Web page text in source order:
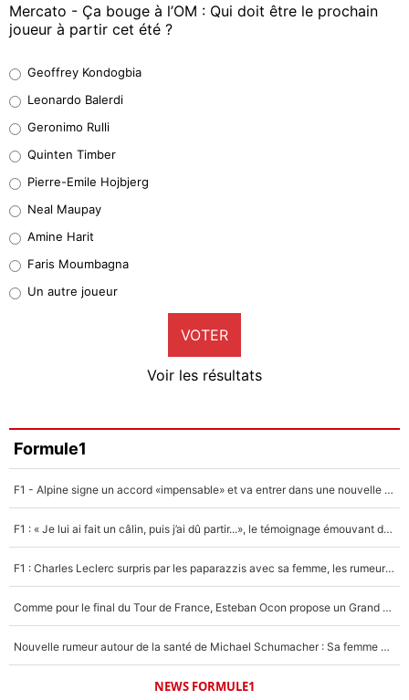
Mercato - Ça bouge à l’OM : Qui doit être le prochain
joueur à partir cet été ?
38%
32%
5%
1%
9%
Faris Moumbagna
4%
Un autre joueur
5%
Geoffrey Kondogbia
Leonardo Balerdi
Geronimo Rulli
Quinten Timber
Pierre-Emile Hojbjerg
Neal Maupay
Amine Harit
Faris Moumbagna
Un autre joueur
VOTER
Voir les résultats
Formule1
F1 - Alpine signe un accord «impensable» et va entrer dans une nouvelle dimension : Grande nouvelle pour Pierre Gasly !
F1 : « Je lui ai fait un câlin, puis j’ai dû partir...», le témoignage émouvant de Max Verstappen sur sa fille
F1 : Charles Leclerc surpris par les paparazzis avec sa femme, les rumeurs étaient vraies !
Comme pour le final du Tour de France, Esteban Ocon propose un Grand Prix de Formule 1 à Paris : «Autour de l’Arc de Triomphe, ce serait génial» !
Nouvelle rumeur autour de la santé de Michael Schumacher : Sa femme Corinna sort du silence
NEWS FORMULE1